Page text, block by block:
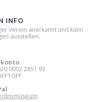
INFO
Verein anerkannt und kann
ausstellen.
0002 2851 93
drpmuseum